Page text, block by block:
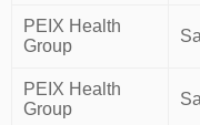
PEIX Health
Group
PEIX Health
Group